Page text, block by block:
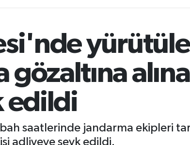
edildi
saatlerinde jandarma ekipleri
adliyeye sevk edildi.